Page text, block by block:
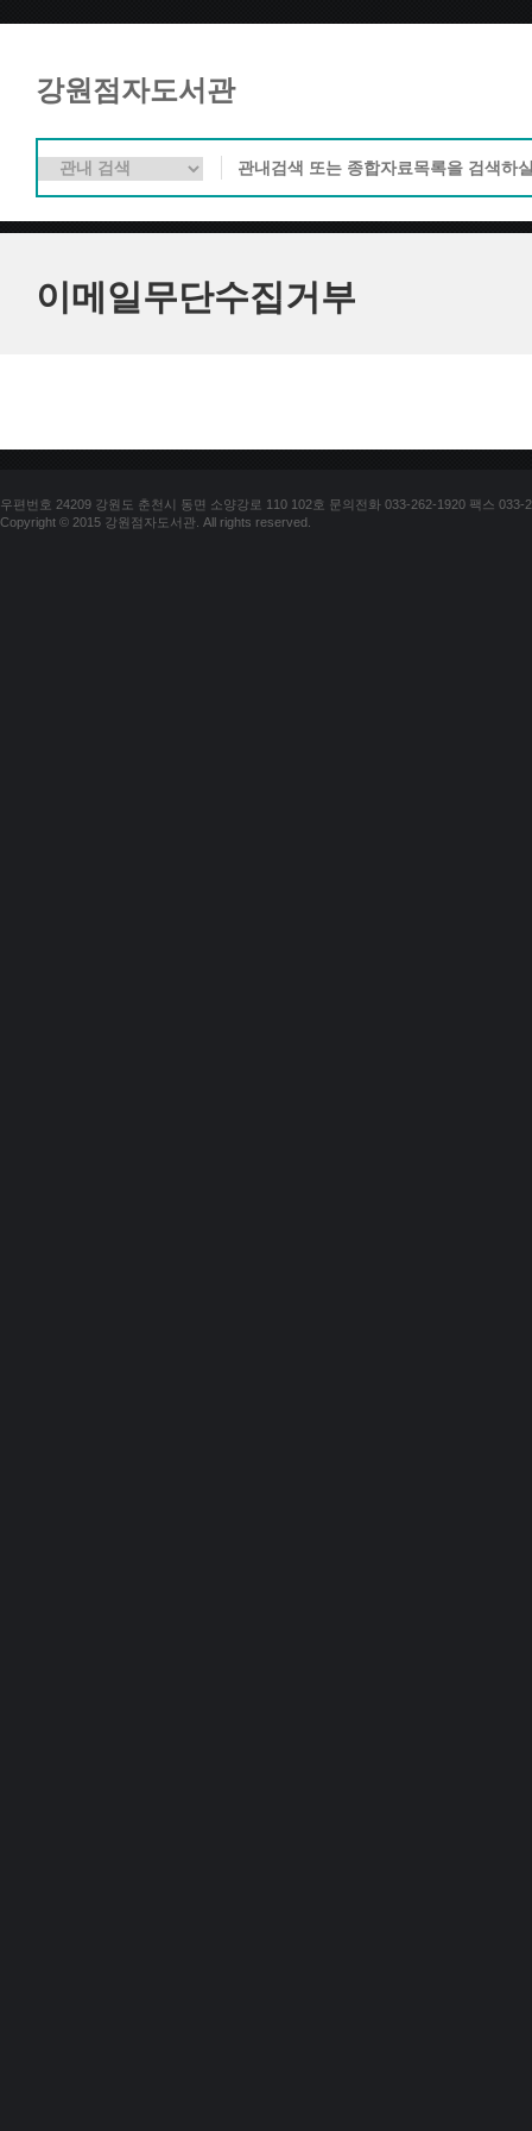
강원점자도서관
이메일무단수집거부
우편번호 24209 강원도 춘천시 동면 소양강로 110 102호 문의전화 033-262-1920 팩스 033-
Copyright © 2015 강원점자도서관. All rights reserved.